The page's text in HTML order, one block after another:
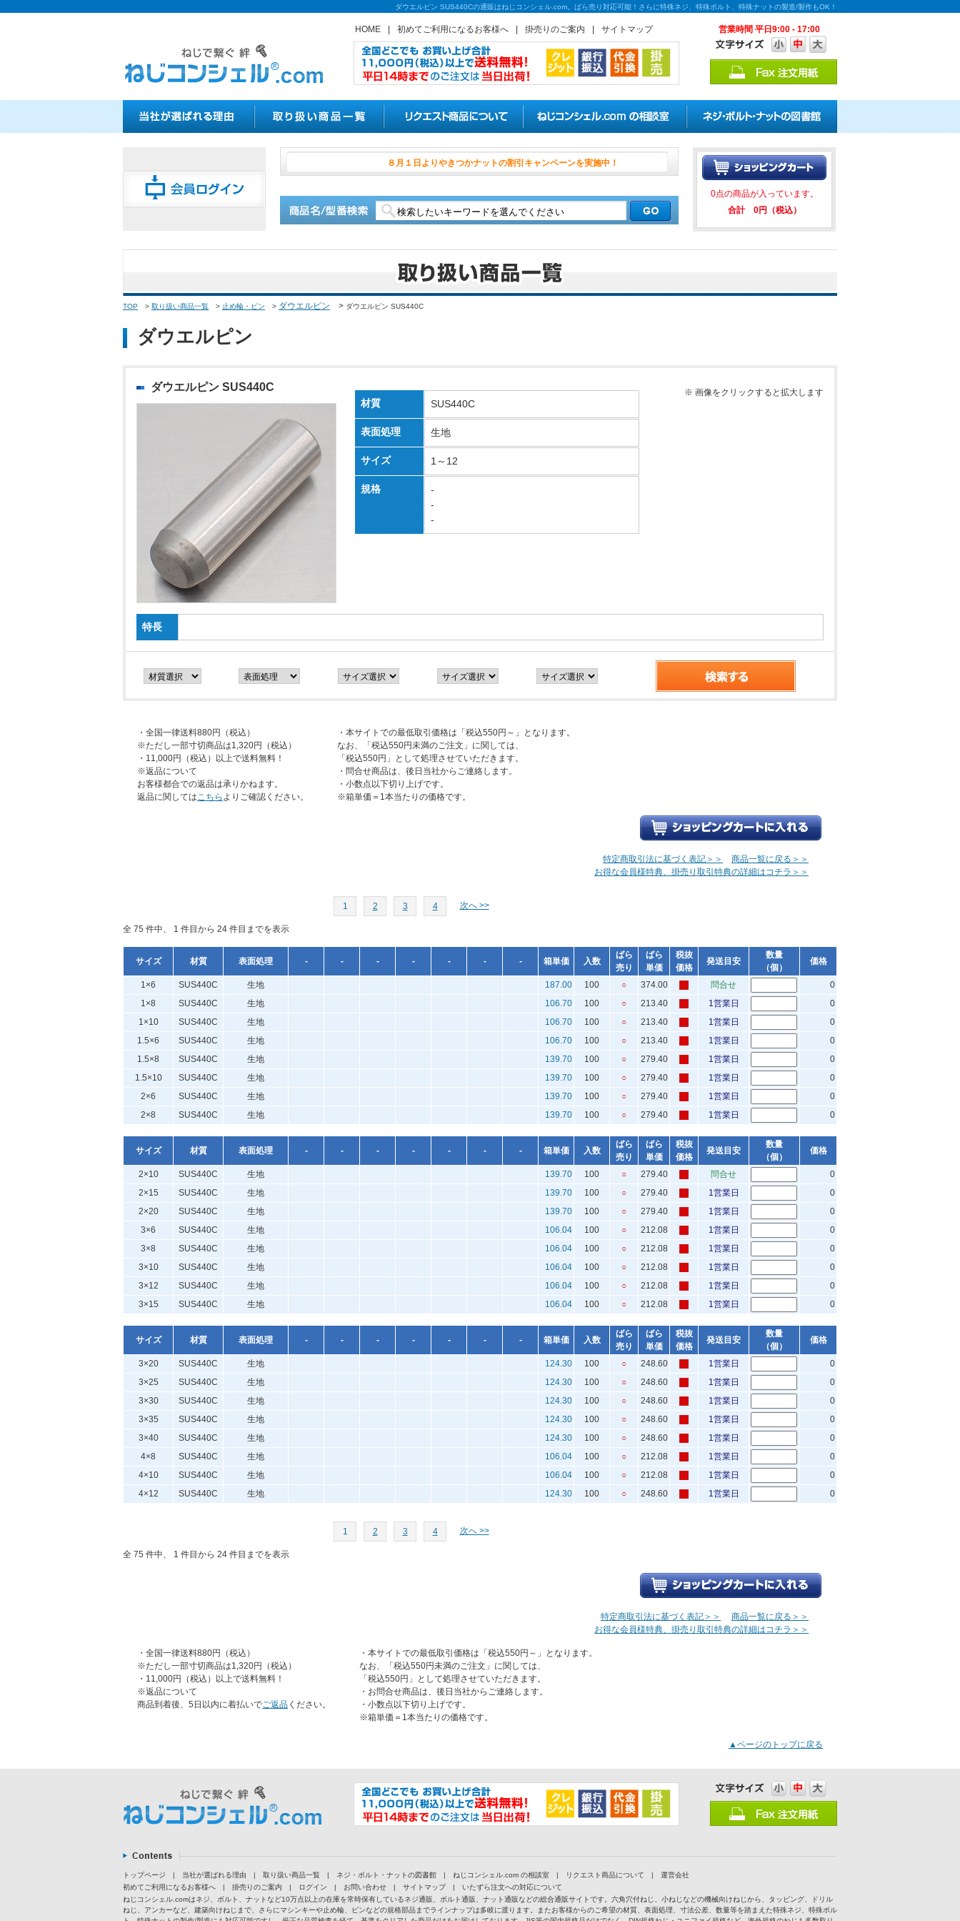
ダウエルピン SUS440Cの通販はねじコンシェル.com。ばら売り対応可能！さらに特殊ネジ、特殊ボルト、特殊ナットの製造/製作もOK！
HOME 初めてご利用になるお客様へ 掛売りのご案内 サイトマップ 営業時間 平日9:00 - 17:00
８月１日よりやきつかナットの割引キャンペーンを実施中
0点の商品が入っています。
合計 0円（税込）
TOP > 取り扱い商品一覧 > 止め輪・ピン > ダウエルピン > ダウエルピン SUS440C
ダウエルピン
ダウエルピン SUS440C
材質 SUS440C
表面処理 生地
サイズ 1～12
規格
-
-
-
※ 画像をクリックすると拡大します
特長
・全国一律送料880円（税込）
※ただし一部寸切商品は1,320円（税込）
・11,000円（税込）以上で送料無料！
※返品について
お客様都合での返品は承りかねます。
返品に関してはこちら よりご確認ください。
・本サイトでの最低取引価格は「税込550円～」となります。
なお、「税込550円未満のご注文」に関しては、
「税込550円」として処理させていただきます。
・問合せ商品は、後日当社からご連絡します。
・小数点以下切り上げです。
※箱単価＝1本当たりの価格です。
特定商取引法に基づく表記＞＞
商品一覧に戻る＞＞
お得な会員様特典、掛売り取引特典の詳細はコチラ＞＞
1 2 3 4 次へ >>
全 75 件中、 1 件目から 24 件目までを表示
サイズ 材質 表面処理 - - - - - - - 箱単価 入数
ばら
売り
ばら
単価
税抜
価格
発送目安
数量
（個）
価格
1×6 SUS440C 生地 187.00 100 ○ 374.00 問合せ
0
1×8
SUS440C 生地 106.70 100 ○ 213.40 1営業日
0
1×10
SUS440C 生地 106.70 100 ○ 213.40 1営業日
0
1.5×6
SUS440C 生地 106.70 100 ○ 213.40 1営業日
0
1.5×8
SUS440C 生地 139.70 100 ○ 279.40 1営業日
0
1.5×10
SUS440C 生地 139.70 100 ○ 279.40 1営業日
0
2×6
SUS440C 生地 139.70 100 ○ 279.40 1営業日
0
2×8
SUS440C 生地 139.70 100 ○ 279.40 1営業日 0
サイズ 材質 表面処理 - - - - - - - 箱単価 入数
ばら
売り
ばら
単価
税抜
価格
発送目安
数量
（個）
価格
2×10 SUS440C 生地 139.70 100 ○ 279.40 問合せ
0
2×15
SUS440C 生地 139.70 100 ○ 279.40 1営業日
0
2×20
SUS440C 生地 139.70 100 ○ 279.40 1営業日
0
3×6
SUS440C 生地 106.04 100 ○ 212.08 1営業日
0
3×8
SUS440C 生地 106.04 100 ○ 212.08 1営業日
0
3×10
SUS440C 生地 106.04 100 ○ 212.08 1営業日
0
3×12
SUS440C 生地 106.04 100 ○ 212.08 1営業日
0
3×15
SUS440C 生地 106.04 100 ○ 212.08 1営業日 0
サイズ 材質 表面処理 - - - - - - - 箱単価 入数
ばら
売り
ばら
単価
税抜
価格
発送目安
数量
（個）
価格
3×20 SUS440C 生地 124.30 100 ○ 248.60 1営業日
0
3×25
SUS440C 生地 124.30 100 ○ 248.60 1営業日
0
3×30
SUS440C 生地 124.30 100 ○ 248.60 1営業日
0
3×35
SUS440C 生地 124.30 100 ○ 248.60 1営業日
0
3×40
SUS440C 生地 124.30 100 ○ 248.60 1営業日
0
4×8
SUS440C 生地 106.04 100 ○ 212.08 1営業日
0
4×10
SUS440C 生地 106.04 100 ○ 212.08 1営業日
0
4×12
SUS440C 生地 124.30 100 ○ 248.60 1営業日 0
1 2 3 4 次へ >>
全 75 件中、 1 件目から 24 件目までを表示
特定商取引法に基づく表記＞＞
商品一覧に戻る＞＞
お得な会員様特典、掛売り取引特典の詳細はコチラ＞＞
・全国一律送料880円（税込）
※ただし一部寸切商品は1,320円（税込）
・11,000円（税込）以上で送料無料！
※返品について
商品到着後、5日以内に着払いでご返品 ください。
・本サイトでの最低取引価格は「税込550円～」となります。
なお、「税込550円未満のご注文」に関しては、
「税込550円」として処理させていただきます。
・お問合せ商品は、後日当社からご連絡します。
・小数点以下切り上げです。
※箱単価＝1本当たりの価格です。
▲ページのトップに戻る
トップページ | 当社が選ばれる理由 | 取り扱い商品一覧 | ネジ・ボルト・ナットの図書館 | ねじコンシェル.com の相談室 | リクエスト商品について |
運営会社
初めてご利用になるお客様へ
| 掛売りのご案内 | ログイン | お問い合わせ | サイトマップ |
いたずら注文への対応について
ねじコンシェル.comはネジ、ボルト、ナットなど10万点以上の在庫を常時保有しているネジ通販、ボルト通販、ナット通販などの総合通販サイトです。六角穴付ねじ、小ねじなどの機械向けねじから、タッピング、ドリル
ねじ、アンカーなど、建築向けねじまで、さらにマシンキーや止め輪、ピンなどの規格部品までラインナップは多岐に渡ります。またお客様からのご希望の材質、表面処理、寸法公差、数量等を踏まえた特殊ネジ、特殊ボル